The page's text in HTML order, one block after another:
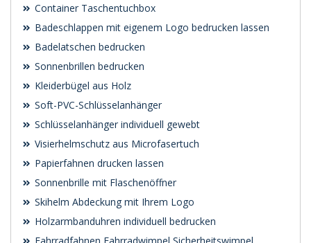
Container Taschentuchbox
Badeschlappen mit eigenem Logo bedrucken lassen
Badelatschen bedrucken
Sonnenbrillen bedrucken
Kleiderbügel aus Holz
Soft-PVC-Schlüsselanhänger
Schlüsselanhänger individuell gewebt
Visierhelmschutz aus Microfasertuch
Papierfahnen drucken lassen
Sonnenbrille mit Flaschenöffner
Skihelm Abdeckung mit Ihrem Logo
Holzarmbanduhren individuell bedrucken